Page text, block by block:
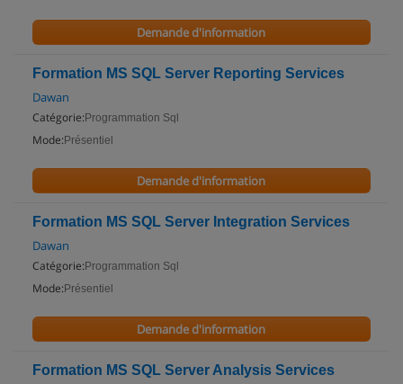
Demande d'information
Formation MS SQL Server Reporting Services
Dawan
Catégorie: Programmation Sql
Mode: Présentiel
Demande d'information
Formation MS SQL Server Integration Services
Dawan
Catégorie: Programmation Sql
Mode: Présentiel
Demande d'information
Formation MS SQL Server Analysis Services